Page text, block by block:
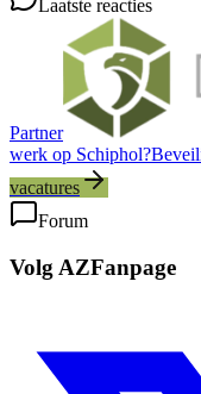
Laatste reacties
Partner
werk op Schiphol?
vacatures
Forum
Volg AZFanpage